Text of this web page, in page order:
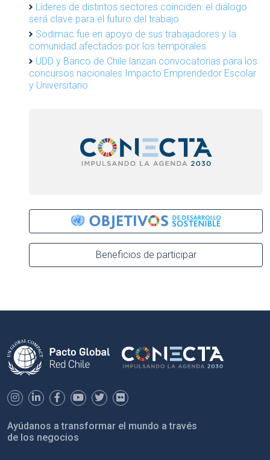
Líderes de distintos sectores coinciden: el diálogo
será clave para el futuro del trabajo
Sodimac fue en apoyo de sus trabajadores y la
comunidad afectados por los temporales
UDD y Banco de Chile lanzan convocatorias para los
concursos nacionales Impacto Emprendedor Escolar
y Universitario
Beneficios de participar
Ayúdanos a transformar el mundo a través
de los negocios